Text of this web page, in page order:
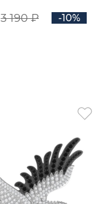
3 190 ₽ -10%